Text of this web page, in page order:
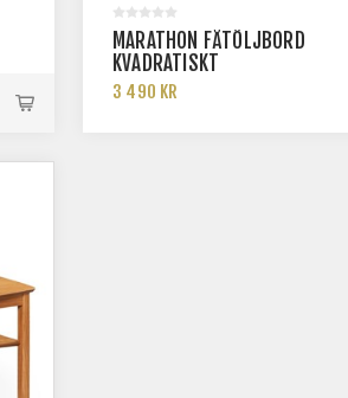
MARATHON FÅTÖLJBORD
KVADRATISKT
3 490 KR